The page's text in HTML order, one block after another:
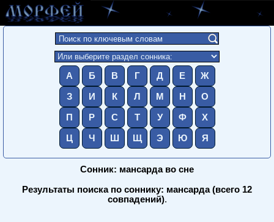
А Б В Г Д Е Ж
З И К Л М Н О
П Р С Т У Ф Х
Ц Ч Ш Щ Э Ю Я
Сонник: мансарда во сне
Результаты поиска по соннику: мансарда (всего 12
совпадений).